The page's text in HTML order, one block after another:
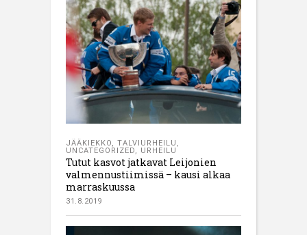
JÄÄKIEKKO, TALVIURHEILU ,
UNCATEGORIZED, URHEILU
Tutut kasvot jatkavat Leijonien
valmennustiimissä – kausi alkaa
marraskuussa
31.8.2019